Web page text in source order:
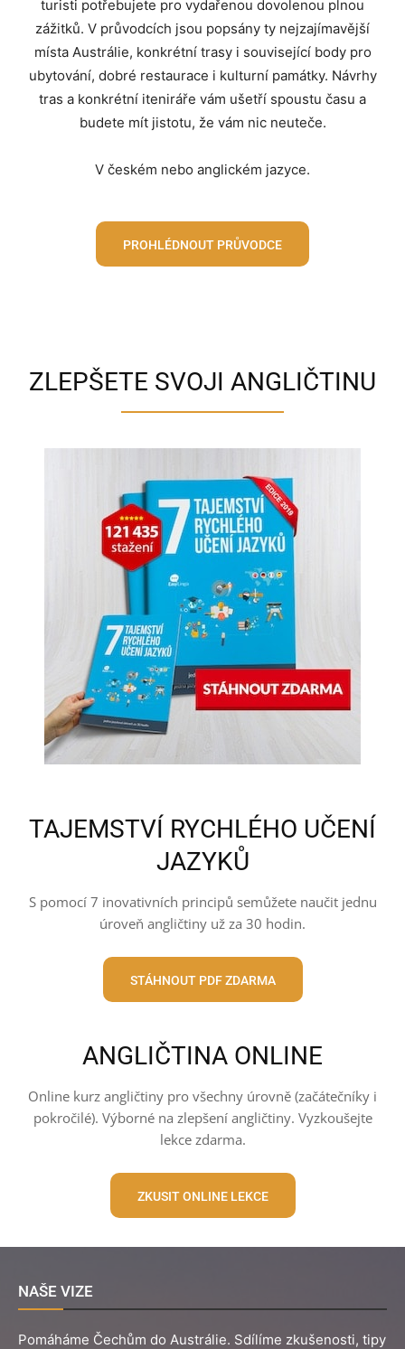
turisti potřebujete pro vydařenou dovolenou plnou
zážitků. V průvodcích jsou popsány ty nejzajímavější
místa Austrálie, konkrétní trasy i související body pro
ubytování, dobré restaurace i kulturní památky. Návrhy
tras a konkrétní iteniráře vám ušetří spoustu času a
budete mít jistotu, že vám nic neuteče.
V českém nebo anglickém jazyce.
PROHLÉDNOUT PRŮVODCE
ZLEPŠETE SVOJI ANGLIČTINU
TAJEMSTVÍ RYCHLÉHO UČENÍ
JAZYKŮ
S pomocí 7 inovativních principů semůžete naučit jednu
úroveň angličtiny už za 30 hodin.
STÁHNOUT PDF ZDARMA
ANGLIČTINA ONLINE
Online kurz angličtiny pro všechny úrovně (začátečníky i
pokročilé). Výborné na zlepšení angličtiny. Vyzkoušejte
lekce zdarma.
ZKUSIT ONLINE LEKCE
NAŠE VIZE
Pomáháme Čechům do Austrálie. Sdílíme zkušenosti, tipy